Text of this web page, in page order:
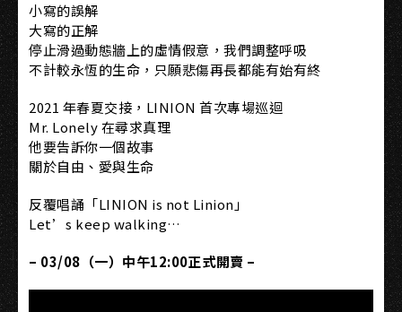
小寫的誤解
大寫的正解
停止滑過動態牆上的虛情假意，我們調整呼吸
不計較永恆的生命，只願悲傷再長都能有始有終
2021 年春夏交接，LINION 首次專場巡迴
Mr. Lonely 在尋求真理
他要告訴你一個故事
關於自由、愛與生命
反覆唱誦「LINION is not Linion」
Let’s keep walking…
– 03/08（一）中午12:00正式開賣 –